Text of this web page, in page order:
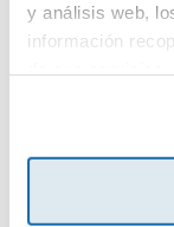
y análisis web,
información
¡Sé